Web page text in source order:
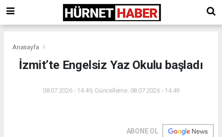
Anasayfa
İzmit’te Engelsiz Yaz Okulu başladı
08.07.2026 - 14:49, Güncelleme: 08.07.2026 - 14:49
ABONE OL